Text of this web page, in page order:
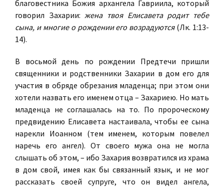
благовестника Божия архангела Гавриила, который
говорил Захарии:жена твоя Елисавета родит тебе
сына, и многие о рождении его возрадуются(Лк. 1:13-
14).
В восьмой день по рождении Предтечи пришли
священники и родственники Захарии в дом его для
участия в обряде обрезания младенца; при этом они
хотели назвать его именем отца – Захариею. Но мать
младенца не соглашалась на то. По пророческому
предвидению Елисавета настаивала, чтобы ее сына
нарекли Иоанном (тем именем, которым повелел
наречь его ангел). От своего мужа она не могла
слышать об этом, – ибо Захария возвратился из храма
в дом свой, имея как бы связанный язык, и не мог
рассказать своей супруге, что он видел ангела,